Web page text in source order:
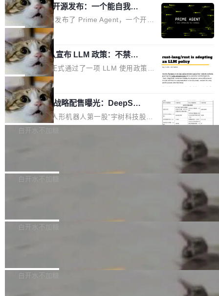
键的是 FA2 的持久性...
（OHDD：OpenHarmony Hardware Develope
r Day）将在杭州启航。活动面向智能硬件产业
链企业和开发者，邀请行业专家与资深技术顾
问，围绕开源鸿蒙技术能力、设备适配、芯片适
配、功耗与稳定性调优、兼容性测评及统一互联
等内容展开系统讲解和实战交流，帮助企业进一
步了解开源鸿蒙在智能...
障无法工作。Pages、Copilot code review、C
opilot coding agent 全部受影响。从检测到完全
恢复，大约 12 小时。 这是 2026 年 8 月的第六
起事故，其中四起与 AI/Copilot 服务相关。 Git
Hub 员工 kdaigle 在 HN 讨论中贴出了一组数
据：2025 年全年 10 亿次 commit。现在，每周
2.75 亿次，全年预计 140 亿次。GitHub...
Prime Agent 开源发布：一个能自我改
进的编程 Agent，ARC-AGI 3 超越人类
专家基线
Prime Intellect 发布了 Prime Agent，一个开源
的编程 Agent Harness，核心设计围绕两个抽
象：Recursive Language Model（RLM）和 C
ontinual Harness。在 ARC-AGI 3 基准测试
上，Prime Agent + Opus 5 的组合达到了 95.
5% RHAE Best@1，超过了 ARC 报告的人类专
家基线 95.4%。 不是又一个 coding agent 包装
器 Prime Agent 的架构和市面上大多数 coding
agent 有本质区别。大多数 agent harness 的设
计是基于早期模型的能力—...
局
Rust 项目团队宣布 LLM 政策：不禁
止，但你要承认哪些代码不是你写的
Rust 语言项目正式通过了一项 LLM 使用政策，
覆盖 rust-lang/rust 单一仓库的代码贡献。这不
是项目级别的官方立场，目前由五个团队采纳，
但它可能是主流开源项目中关于 AI 辅助贡献最
细致的一份规则。 政策的核心只有一句话：LLM
可以用来分析、提炼、审阅、建议，但不能用来
不得生成涉及安全性的关键变更，除非作者本身
局
宇树科技 IPO 战略配售曝光：DeepSe
ek 获配 93.3 万股，锁定 36 个月
8月6日晚间，“人形机器人第一股”宇树科技股份
有限公司披露IPO发行价格及战略配售结果，杭
36个月。 公告显示，本次宇树科技战略配售对
员工参与设立的专项资产管理计划。其中，Dee
获配9...
白开水不加糖
Bug fixes and enhancements 修复多次传递同
一个回归问题，该问题导致拉取镜像时会拒绝包
题，该问题可能导致在旧版 Linux 内核...
白开水不加糖
e 孵化器项目管理委员会（IPMC）投票中获得
P）！这一里程碑不仅标志着 Fluss 迈入新的发
白开水不加糖
长期停止内容更新，未能实现其作为“AI版维基百
白开水不加糖